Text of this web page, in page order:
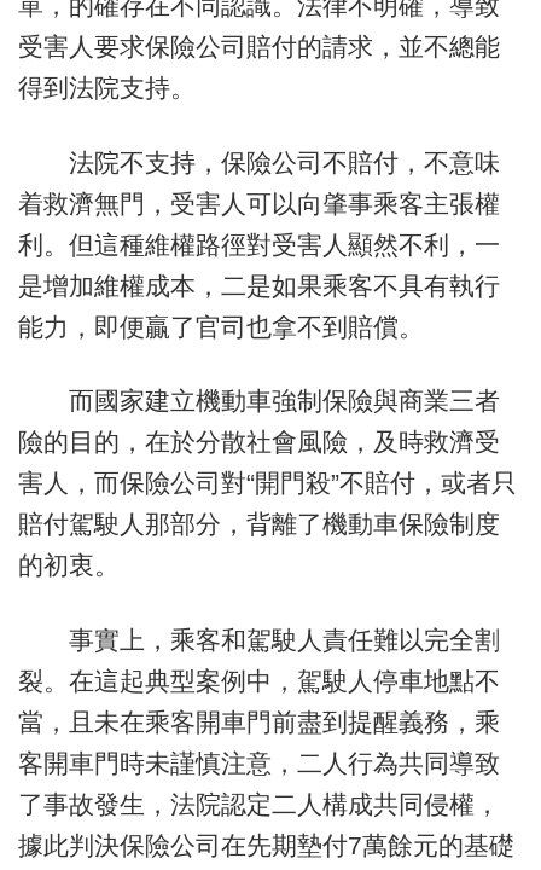
單，的確存在不同認識。法律不明確，導致
受害人要求保險公司賠付的請求，並不總能
得到法院支持。
法院不支持，保險公司不賠付，不意味
着救濟無門，受害人可以向肇事乘客主張權
利。但這種維權路徑對受害人顯然不利，一
是增加維權成本，二是如果乘客不具有執行
能力，即便贏了官司也拿不到賠償。
而國家建立機動車強制保險與商業三者
險的目的，在於分散社會風險，及時救濟受
害人，而保險公司對“開門殺”不賠付，或者只
賠付駕駛人那部分，背離了機動車保險制度
的初衷。
事實上，乘客和駕駛人責任難以完全割
裂。在這起典型案例中，駕駛人停車地點不
當，且未在乘客開車門前盡到提醒義務，乘
客開車門時未謹慎注意，二人行為共同導致
了事故發生，法院認定二人構成共同侵權，
據此判決保險公司在先期墊付7萬餘元的基礎